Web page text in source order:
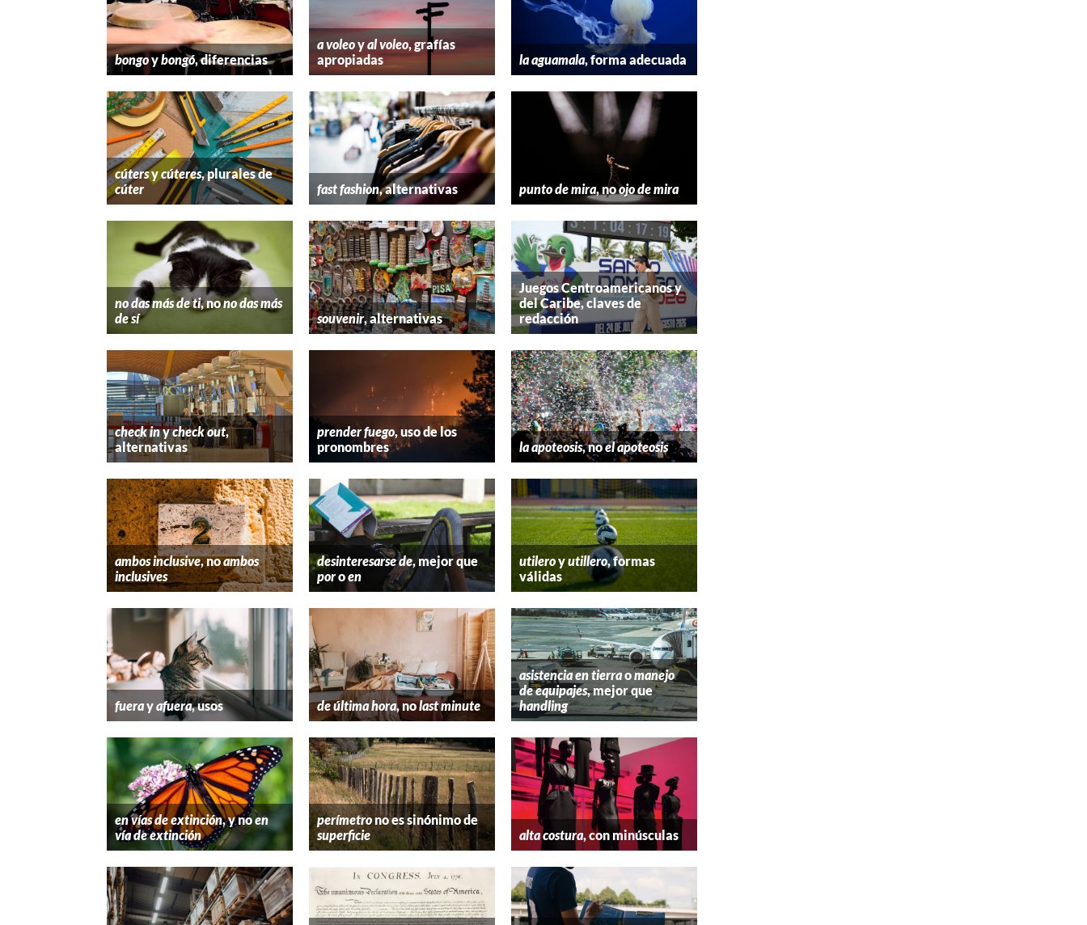
bongoybongó, diferencias
a voleoyal voleo, grafías
apropiadas
la aguamala, forma adecuada
cútersycúteres, plurales de
cúter
fast fashion, alternativas punto de mira, noojo de mira
no das más de ti, nono das más
de sí
souvenir, alternativas
Juegos Centroamericanos y
del Caribe, claves de
redacción
check inycheck out,
alternativas
prender fuego, uso de los
pronombres
la apoteosis, noel apoteosis
ambos inclusive, noambos
inclusives
desinteresarse de, mejor que
poroen
utileroyutillero, formas
válidas
fuerayafuera, usos de última hora, nolast minute
asistencia en tierraomanejo
de equipajes, mejor que
handling
en vías de extinción, y noen
vía de extinción
perímetrono es sinónimo de
superficie
alta costura, con minúsculas